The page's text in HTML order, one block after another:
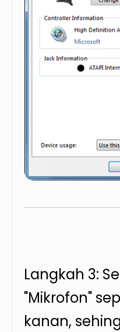
Langkah 3:
"Mikrofon"
kanan,